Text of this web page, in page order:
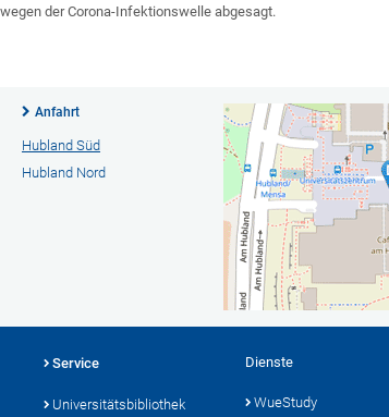
der Corona-Infektionswelle abgesagt.
Anfahrt
Hubland Süd
Hubland Nord
Service
Universitätsbibliothek
Dienste
WueStudy